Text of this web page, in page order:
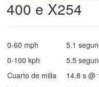
400 e X254
0-60 mph
5.1
0-100 kph
5.5
Cuarto de milla
14.8 s @